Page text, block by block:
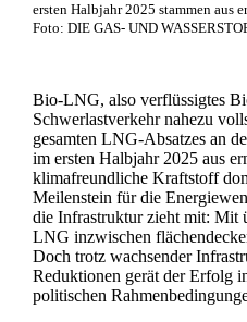
ersten Halbjahr 2025 stammen aus
Foto: DIE GAS- UND
Bio-LNG, also verflüssigtes
Schwerlastverkehr nahezu
gesamten LNG-Absatzes an
im ersten Halbjahr 2025 aus
klimafreundliche Kraftstoff
Meilenstein für die
die Infrastruktur zieht mit: Mit
LNG inzwischen
Doch trotz wachsender
Reduktionen gerät der Erfolg
politischen